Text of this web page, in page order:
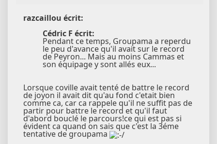
razcaillou écrit:
Cédric F écrit:
Pendant ce temps, Groupama a reperdu
le peu d'avance qu'il avait sur le record
de Peyron... Mais au moins Cammas et
son équipage y sont allés eux...
Lorsque coville avait tenté de battre le record
de joyon il avait dit qu'au fond c'etait bien
comme ca, car ca rappele qu'il ne suffit pas de
partir pour battre le record et qu'il faut
d'abord bouclé le parcours!ce qui est pas si
évident ca quand on sais que c'est la 3éme
tentative de groupama